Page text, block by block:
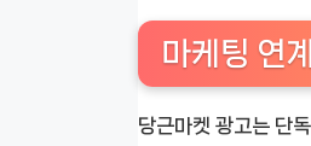
마케팅 연
당근마켓 광고는 단